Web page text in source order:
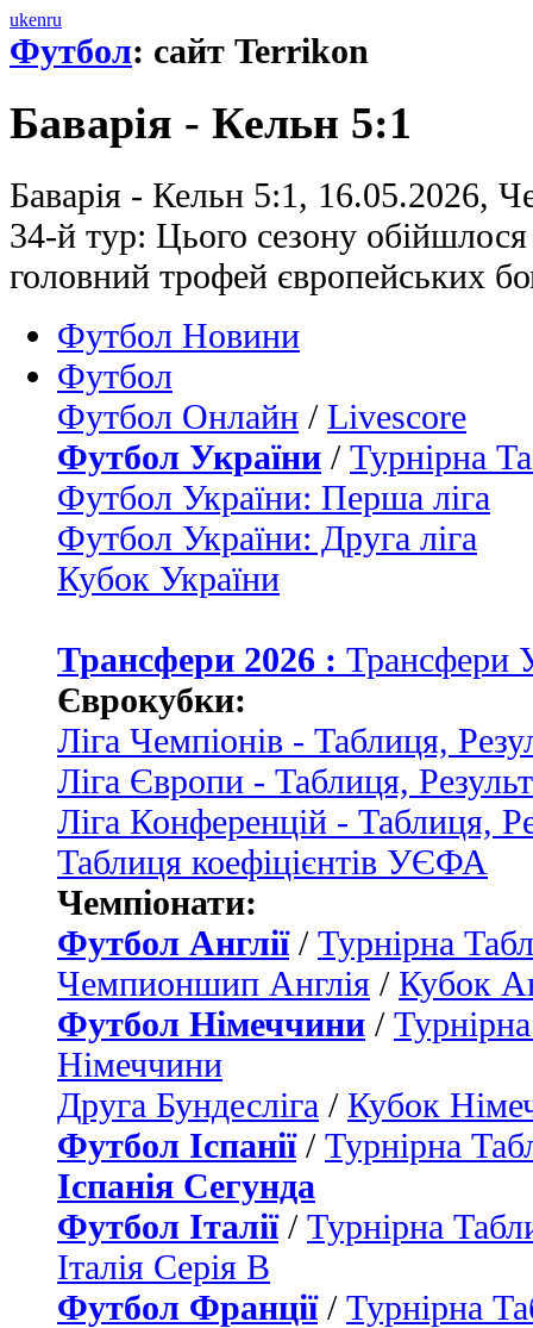
ukenru
Футбол: сайт Terrikon
Баварія - Кельн 5:1
Баварія - Кельн 5:1, 16.05.2026,
34-й тур: Цього сезону
головний трофей європейських
Футбол Новини
Футбол
Футбол Онлайн / Livescore
Футбол України / Турнірна
Футбол України: Перша ліга
Футбол України: Друга ліга
Кубок України
Трансфери 2026 : Трансфери
Єврокубки:
Ліга Чемпіонів - Таблиця,
Ліга Європи - Таблиця,
Ліга Конференцій - Таблиця,
Таблиця коефіцієнтів УЄФА
Чемпіонати:
Футбол Англії/ Турнірна
Чемпионшип Англія / Кубок
Футбол Німеччини /
Німеччини
Друга Бундесліга / Кубок
Футбол Іспанії/ Турнірна
Іспанія Сегунда
Футбол Італії/ Турнірна
Італія Серія B
Футбол Франції/ Турнірна